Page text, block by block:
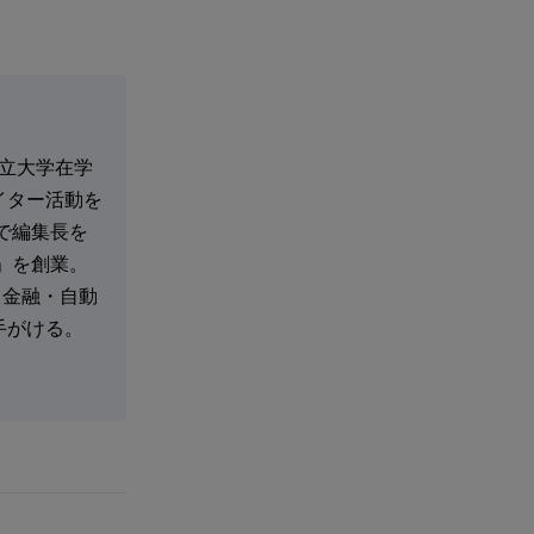
大学在学
ター活動を
編集長を
創業。
融・自動
ける。